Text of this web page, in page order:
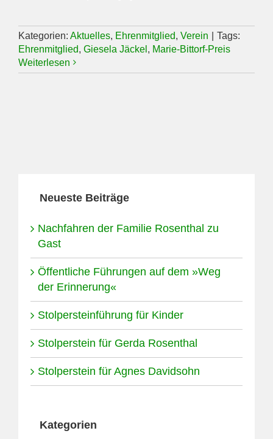
Kategorien: Aktuelles, Ehrenmitglied, Verein
Tags:
Ehrenmitglied, Giesela Jäckel , Marie-Bittorf-Preis
Weiterlesen
Neueste Beiträge
Nachfahren der Familie Rosenthal zu
Gast
Öffentliche Führungen auf dem »Weg
der Erinnerung«
Stolpersteinführung für Kinder
Stolperstein für Gerda Rosenthal
Stolperstein für Agnes Davidsohn
Kategorien